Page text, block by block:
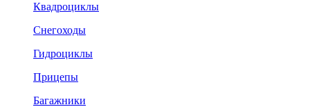
Квадроциклы
Снегоходы
Гидроциклы
Прицепы
Багажники